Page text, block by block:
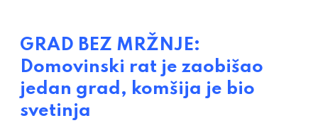
GRAD BEZ MRŽNJE:
Domovinski rat je zaobišao
jedan grad, komšija je bio
svetinja